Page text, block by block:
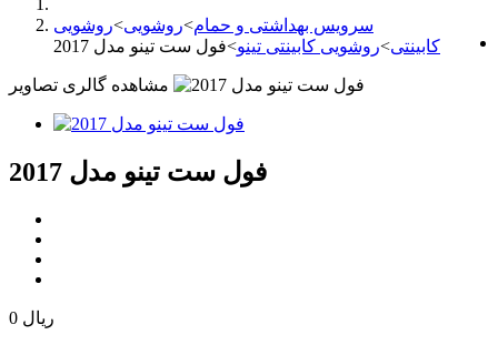
سرویس بهداشتی و حمام>روشویی>روشویی
کابینتی>روشویی کابینتی تینو>فول ست تینو مدل 2017
مشاهده گالری تصاویر
فول ست تینو مدل 2017
0 ریال